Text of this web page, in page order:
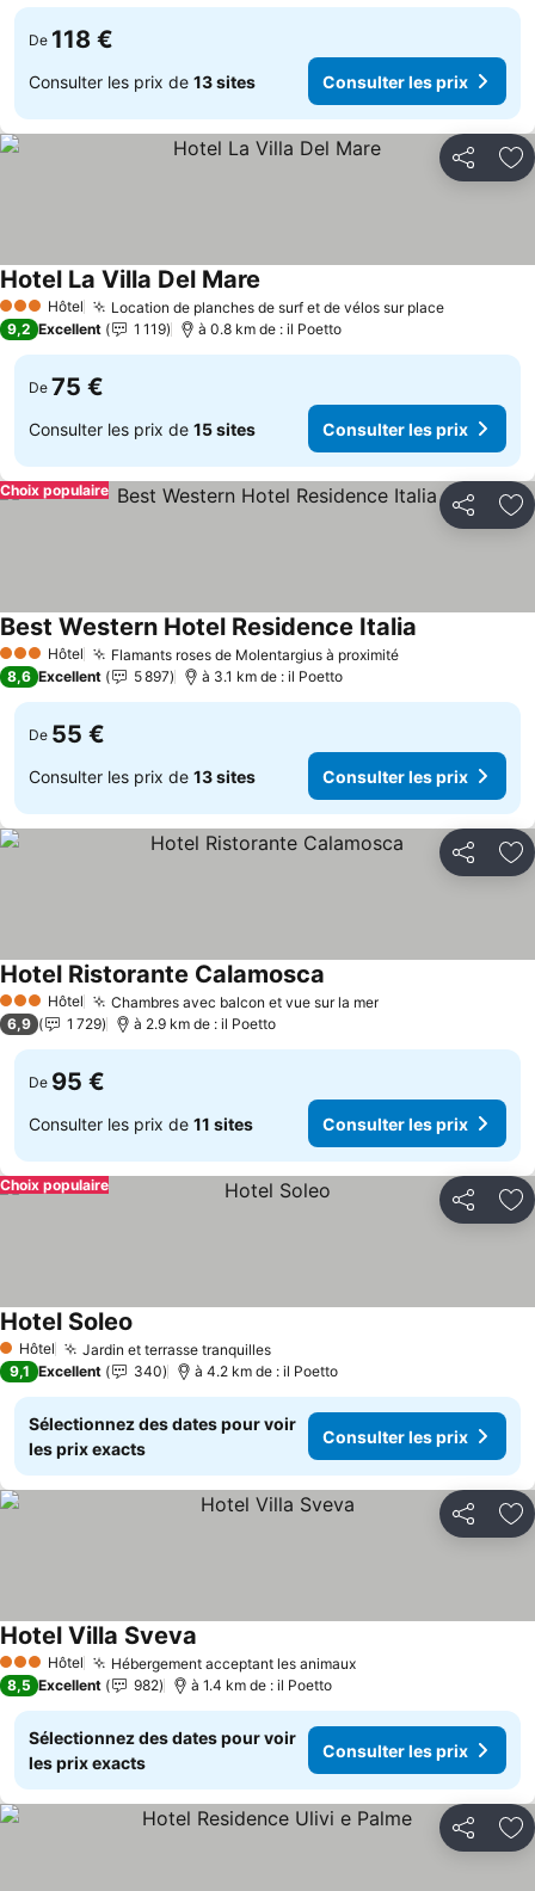
De 118 €
Consulter les prix de 13 sites Consulter les prix
Partager
3 ÉtoilesHôtel Location de planches de surf et de vélos sur place
Hotel La Villa Del Mare
9,2 Excellent 1 119 à 0.8 km de : il Poetto
De 75 €
Consulter les prix de 15 sites Consulter les prix
Partager
Choix populaire
3 ÉtoilesHôtel Flamants roses de Molentargius à proximité
Best Western Hotel Residence Italia
8,6 Excellent 5 897 à 3.1 km de : il Poetto
De 55 €
Consulter les prix de 13 sites Consulter les prix
Partager
3 ÉtoilesHôtel Chambres avec balcon et vue sur la mer
Hotel Ristorante Calamosca
6,9 1 729 à 2.9 km de : il Poetto
De 95 €
Consulter les prix de 11 sites Consulter les prix
Partager
Choix populaire
1 Étoiles
Hôtel Jardin et terrasse tranquilles
Hotel Soleo
9,1 Excellent 340 à 4.2 km de : il Poetto
Sélectionnez des dates pour voir
les prix exacts
Consulter les prix
Partager
3 ÉtoilesHôtel Hébergement acceptant les animaux
Hotel Villa Sveva
8,5 Excellent 982 à 1.4 km de : il Poetto
Sélectionnez des dates pour voir
les prix exacts
Consulter les prix
Partager